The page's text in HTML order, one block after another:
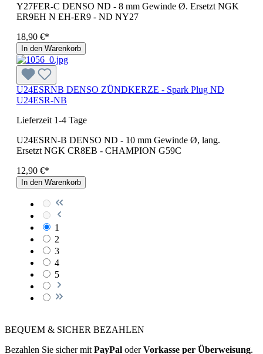
Y27FER-C DENSO ND - 8 mm Gewinde Ø. Ersetzt NGK
ER9EH N EH-ER9 - ND NY27
18,90 €*
In den Warenkorb
U24ESRNB DENSO ZÜNDKERZE - Spark Plug ND
U24ESR-NB
Lieferzeit 1-4 Tage
U24ESRN-B DENSO ND - 10 mm Gewinde Ø, lang.
Ersetzt NGK CR8EB - CHAMPION G59C
12,90 €*
In den Warenkorb
1
2
3
4
5
BEQUEM & SICHER BEZAHLEN
Bezahlen Sie sicher mit PayPal oderVorkasse per Überweisung.